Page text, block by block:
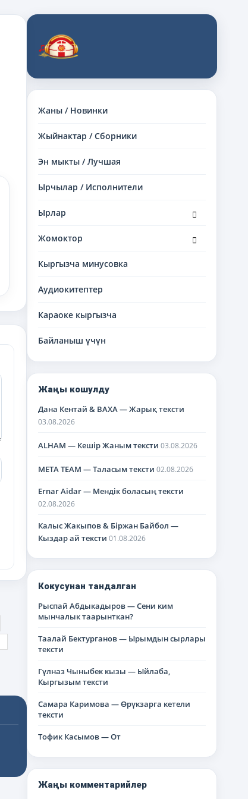
Жаны / Новинки
Жыйнактар / Сборники
Эн мыкты / Лучшая
Ырчылар / Исполнители
Ырлар
дочернее
Жомоктор
дочернее
Кыргызча минусовка
Аудиокитептер
Караоке кыргызча
Байланыш үчүн
Жаңы кошулду
Дана Кентай & BAXA — Жарық тексти
03.08.2026
ALHAM — Кешір Жаным тексти 03.08.2026
META TEAM — Таласым тексти 02.08.2026
Ernar Aidar — Мендік боласың тексти
02.08.2026
Калыс Жакыпов & Біржан Байбол —
Кыздар ай тексти 01.08.2026
Кокусунан тандалган
Рыспай Абдыкадыров — Сени ким
мынчалык таарынткан?
Таалай Бектурганов — Ырымдын сырлары
тексти
Гүлназ Чыныбек кызы — Ыйлаба,
Кыргызым тексти
Самара Каримова — Өрүкзарга кетели
тексти
Тофик Касымов — От
Жаңы комментарийлер